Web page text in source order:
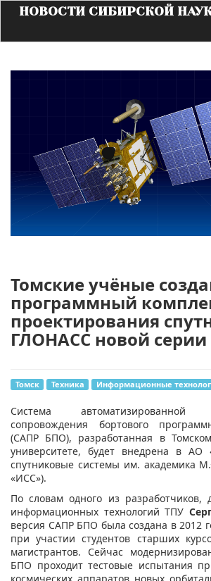
НОВОСТИ СИБИРСКОЙ
Томские учёные
программный
проектирования
ГЛОНАСС новой серии
Томск Техника Информационные
​​Система
сопровождения бортового
(САПР БПО), разработанная в
университете, будет внедрена в АО
спутниковые системы им. академика
«ИСС»).
По словам одного из разработчиков,
информационных технологий ТПУ
версия САПР БПО была создана в 2012
при участии студентов старших
магистрантов. Сейчас
БПО проходит тестовые испытания